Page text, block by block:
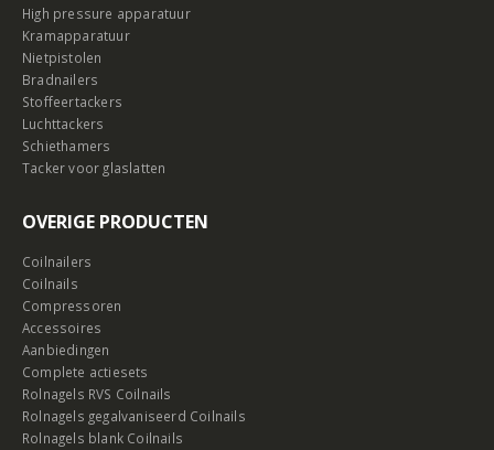
High pressure apparatuur
Kramapparatuur
Nietpistolen
Bradnailers
Stoffeertackers
Luchttackers
Schiethamers
Tacker voor glaslatten
OVERIGE PRODUCTEN
Coilnailers
Coilnails
Compressoren
Accessoires
Aanbiedingen
Complete actiesets
Rolnagels RVS Coilnails
Rolnagels gegalvaniseerd Coilnails
Rolnagels blank Coilnails